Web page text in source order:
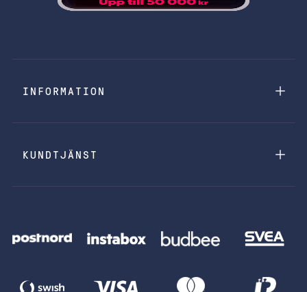
INFORMATION
KUNDTJÄNST